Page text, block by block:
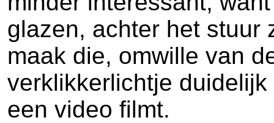
glazen, achter het stuur
maak die, omwille van
verklikkerlichtje
een video filmt.